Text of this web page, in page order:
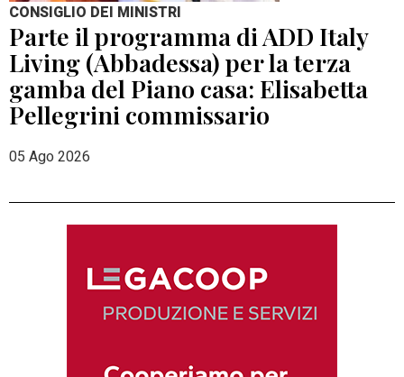
CONSIGLIO DEI MINISTRI
Parte il programma di ADD Italy
Living (Abbadessa) per la terza
gamba del Piano casa: Elisabetta
Pellegrini commissario
05 Ago 2026